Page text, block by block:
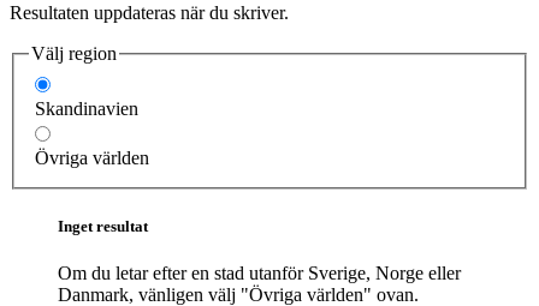
Resultaten uppdateras när du skriver.
Välj region
Skandinavien
Övriga världen
Inget resultat
Om du letar efter en stad utanför Sverige, Norge eller
Danmark, vänligen välj "Övriga världen" ovan.